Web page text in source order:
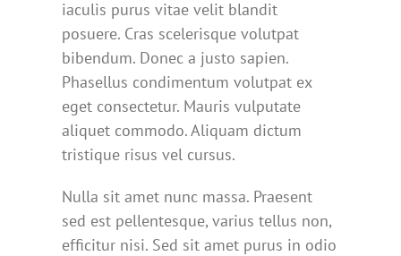
iaculis purus vitae velit blandit
posuere. Cras scelerisque volutpat
bibendum. Donec a justo sapien.
Phasellus condimentum volutpat ex
eget consectetur. Mauris vulputate
aliquet commodo. Aliquam dictum
tristique risus vel cursus.
Nulla sit amet nunc massa. Praesent
sed est pellentesque, varius tellus non,
efficitur nisi. Sed sit amet purus in odio